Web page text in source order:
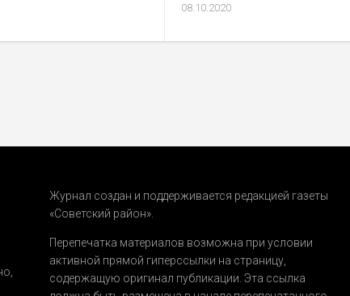
08.10.2020
Журнал создан и поддерживается редакцией газеты
«Советский район».
Перепечатка материалов возможна при условии
активной прямой гиперссылки на страницу,
содержащую оригинал публикации. Эта ссылка